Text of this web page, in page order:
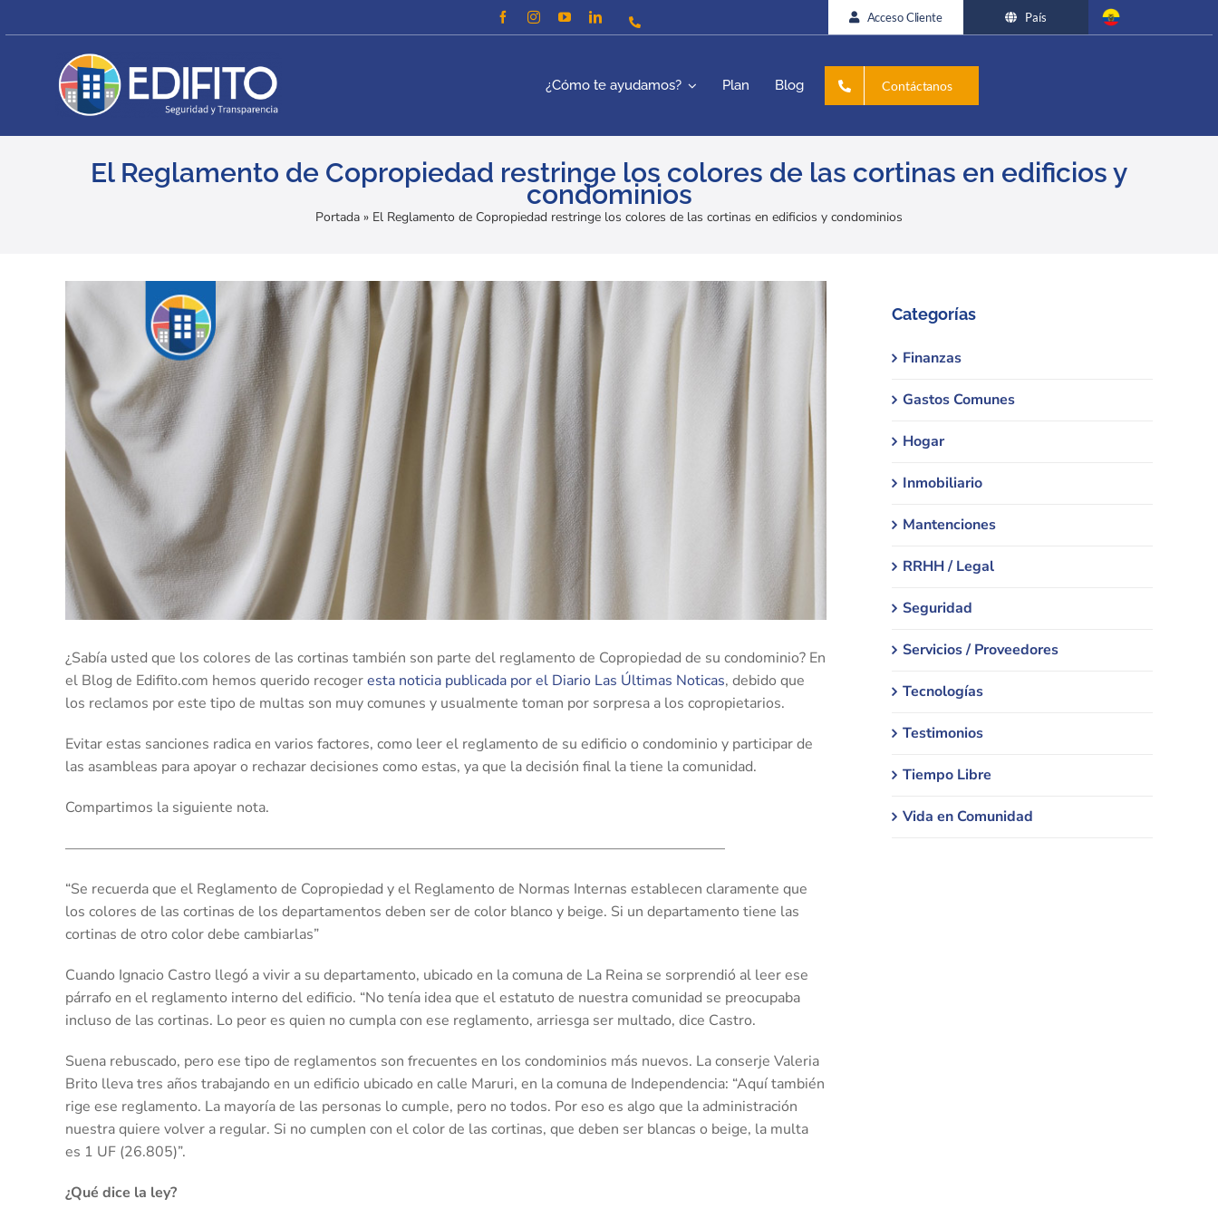
to
Acceso Cliente País
¿Cómo te ayudamos? Plan Blog Contáctanos
El Reglamento de Copropiedad restringe los colores de las cortinas en edificios y
condominios
Portada » El Reglamento de Copropiedad restringe los colores de las cortinas en edificios y condominios
Larger
Image
¿Sabía usted que los colores de las cortinas también son parte del reglamento de Copropiedad de su condominio? En
el Blog de Edifito.com hemos querido recogeresta noticia publicada por el Diario Las Últimas Noticas, debido que
los reclamos por este tipo de multas son muy comunes y usualmente toman por sorpresa a los copropietarios.
Evitar estas sanciones radica en varios factores, como leer el reglamento de su edificio o condominio y participar de
las asambleas para apoyar o rechazar decisiones como estas, ya que la decisión final la tiene la comunidad.
Compartimos la siguiente nota.
—————————————————————————————————————————————–
“Se recuerda que el Reglamento de Copropiedad y el Reglamento de Normas Internas establecen claramente que
los colores de las cortinas de los departamentos deben ser de color blanco y beige. Si un departamento tiene las
cortinas de otro color debe cambiarlas”
Cuando Ignacio Castro llegó a vivir a su departamento, ubicado en la comuna de La Reina se sorprendió al leer ese
párrafo en el reglamento interno del edificio. “No tenía idea que el estatuto de nuestra comunidad se preocupaba
incluso de las cortinas. Lo peor es quien no cumpla con ese reglamento, arriesga ser multado, dice Castro.
Suena rebuscado, pero ese tipo de reglamentos son frecuentes en los condominios más nuevos. La conserje Valeria
Brito lleva tres años trabajando en un edificio ubicado en calle Maruri, en la comuna de Independencia: “Aquí también
rige ese reglamento. La mayoría de las personas lo cumple, pero no todos. Por eso es algo que la administración
nuestra quiere volver a regular. Si no cumplen con el color de las cortinas, que deben ser blancas o beige, la multa
es 1 UF (26.805)”.
¿Qué dice la ley?
Categorías
Finanzas
Gastos Comunes
Hogar
Inmobiliario
Mantenciones
RRHH / Legal
Seguridad
Servicios / Proveedores
Tecnologías
Testimonios
Tiempo Libre
Vida en Comunidad